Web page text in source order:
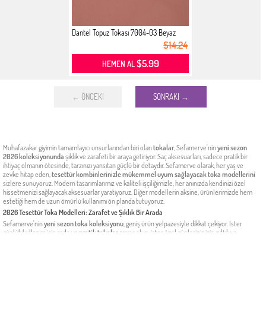
Dantel Topuz Tokası 7004-03 Beyaz
$14.24
HEMEN AL$5.99
← ÖNCEKI SONRAKI →
Muhafazakar giyimin tamamlayıcı unsurlarından biri olantokalar, Sefamerve'ninyeni sezon
2026 koleksiyonunda şıklık ve zarafeti bir araya getiriyor. Saç aksesuarları, sadece pratik bir
ihtiyaç olmanın ötesinde, tarzınızı yansıtan güçlü bir detaydır. Sefamerve olarak, her yaş ve
zevke hitap eden,tesettür kombinlerinizle mükemmel uyum sağlayacak toka modellerini
sizlere sunuyoruz. Modern tasarımlarımız ve kaliteli işçiliğimizle, her anınızda kendinizi özel
hissetmenizi sağlayacak aksesuarlar yaratıyoruz. Diğer modellerin aksine, ürünlerimizde hem
estetiği hem de uzun ömürlü kullanımı ön planda tutuyoruz.
2026 Tesettür Toka Modelleri: Zarafet ve Şıklık Bir Arada
Sefamerve'ninyeni sezon toka koleksiyonu, geniş ürün yelpazesiyle dikkat çekiyor. İster
günlük kullanım için sade ve pratik tokalar arıyor olun, ister özel günleriniz için ışıltılı ve